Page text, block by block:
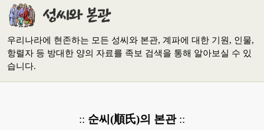
우리나라에 현존하는 모든 성씨와 본관, 계파에 대한 기원, 인물,
항렬자 등 방대한 양의 자료를 족보 검색을 통해 알아보실 수 있
습니다.
:: 순씨(順氏)의 본관::